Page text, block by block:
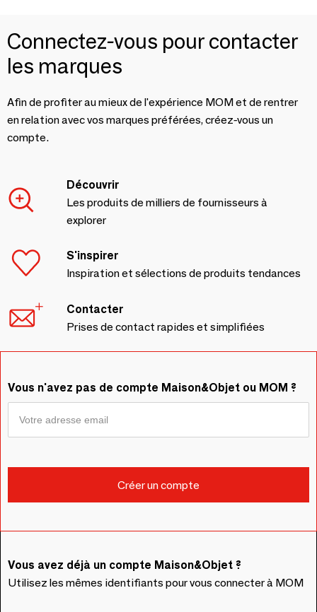
Connectez-vous pour contacter
les marques
Afin de profiter au mieux de l'expérience MOM et de rentrer
en relation avec vos marques préférées, créez-vous un
compte.
Découvrir
Les produits de milliers de fournisseurs à
explorer
S'inspirer
Inspiration et sélections de produits tendances
Contacter
Prises de contact rapides et simplifiées
Vous n'avez pas de compte Maison&Objet ou MOM ?
Vous avez déjà un compte Maison&Objet ?
Utilisez les mêmes identifiants pour vous connecter à MOM